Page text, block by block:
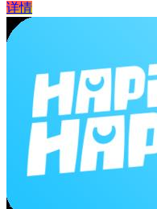
详情